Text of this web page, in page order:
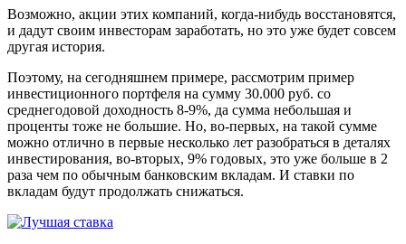
Возможно, акции этих компаний, когда-нибудь восстановятся,
и дадут своим инвесторам заработать, но это уже будет совсем
другая история.
Поэтому, на сегодняшнем примере, рассмотрим пример
инвестиционного портфеля на сумму 30.000 руб. со
среднегодовой доходность 8-9%, да сумма небольшая и
проценты тоже не большие. Но, во-первых, на такой сумме
можно отлично в первые несколько лет разобраться в деталях
инвестирования, во-вторых, 9% годовых, это уже больше в 2
раза чем по обычным банковским вкладам. И ставки по
вкладам будут продолжать снижаться.